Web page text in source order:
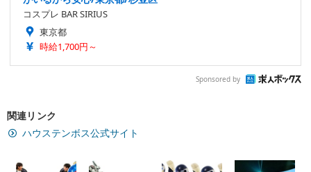
コスプレ BAR SIRIUS
東京都
時給1,700円～
Sponsored by
関連リンク
ハウステンボス公式サイト